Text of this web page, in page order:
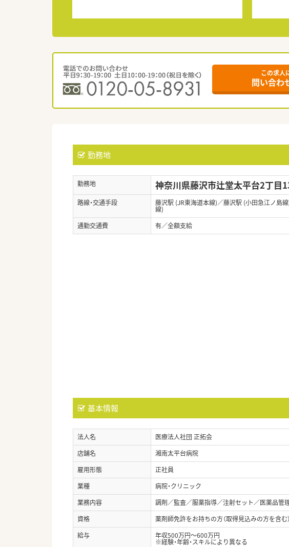
この求人
問い合わ
勤務地
勤務地 神奈川県藤沢市辻堂太平台2丁目
路線・交通手段 藤沢駅 (JR東海道本線)／藤沢駅 (小田急江ノ島
線)
通勤交通費
有／全額支給
基本情報
法人名
医療法人社団 正拓会
店舗名
湘南太平台病院
雇用形態
正社員
業種
病院・クリニック
業務内容
調剤／監査／服薬指導／注射セット／医薬品管
資格
薬剤師免許をお持ちの方（取得見込みの方を含む）
給与
年収500万円～600万円
※経験・年齢・スキルにより異なる